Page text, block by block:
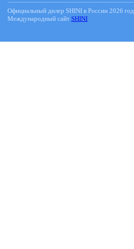
Официальный дилер SHINI в России 2026 год
Международный сайт SHINI